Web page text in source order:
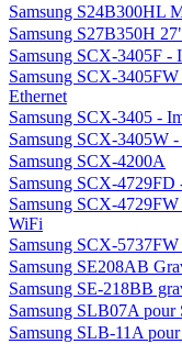
Samsung S24B300HL
Samsung S27B350H
Samsung SCX-3405F -
Samsung SCX-
Ethernet
Samsung SCX-3405 -
Samsung SCX-3405W
Samsung SCX-4200A
Samsung SCX-
Samsung SCX-
WiFi
Samsung SCX-
Samsung SE208AB
Samsung SE-218BB
Samsung SLB07A pour
Samsung SLB-11A